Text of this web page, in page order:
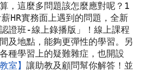
，這麼多問題該怎麼應對呢？1
HR實務面上遇到的問題，全新
證班-線上錄播版」！線上課程
及地點，能夠更彈性的學習。另
種學習上的疑難雜症，也開設
室】 讓助教及顧問幫你解答！並